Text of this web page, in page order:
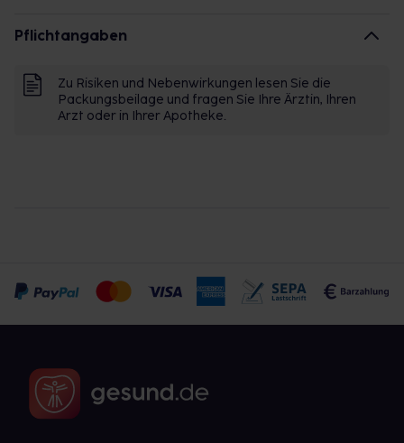
Pflichtangaben
Zu Risiken und Nebenwirkungen lesen Sie die
Packungsbeilage und fragen Sie Ihre Ärztin, Ihren
Arzt oder in Ihrer Apotheke.